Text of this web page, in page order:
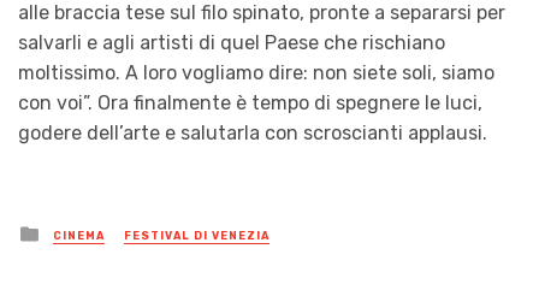
alle braccia tese sul filo spinato, pronte a separarsi per
salvarli e agli artisti di quel Paese che rischiano
moltissimo. A loro vogliamo dire: non siete soli, siamo
con voi”. Ora finalmente è tempo di spegnere le luci,
godere dell’arte e salutarla con scroscianti applausi.
Posted
in
CINEMA FESTIVAL DI VENEZIA